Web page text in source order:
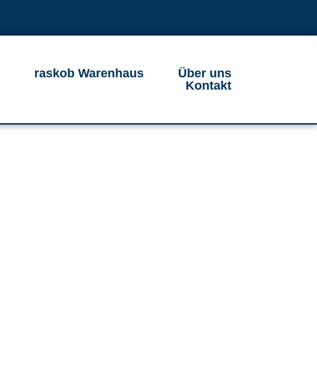
raskob Warenhaus
Über uns
Kontakt